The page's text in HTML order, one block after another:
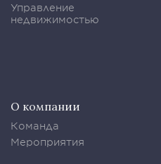
Управление
недвижимостью
О компании
Команда
Мероприятия